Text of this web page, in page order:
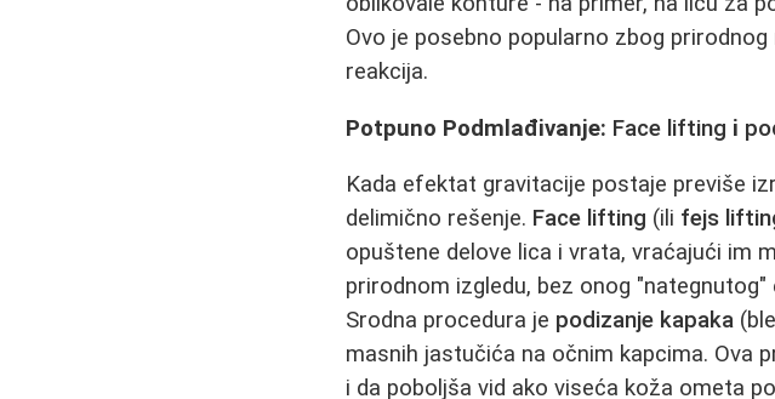
Ovo je posebno popularno zbog
reakcija.
Potpuno Podmlađivanje: Face lifting i
Kada efektat gravitacije postaje previše
delimično rešenje. Face lifting (ili fejs
opuštene delove lica i vrata, vraćajući im
prirodnom izgledu, bez onog
Srodna procedura je podizanje kapaka
masnih jastučića na očnim kapcima. Ova
i da poboljša vid ako viseća koža ometa